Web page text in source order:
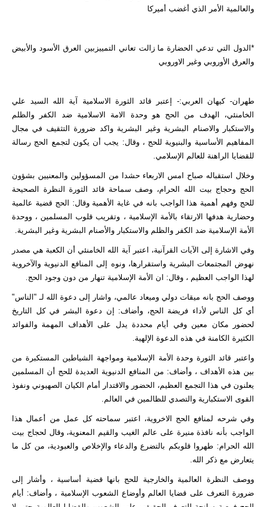
والعالمية الأمر الذي أغضب أميركا
*الدول التي تدعي الحضارة ما زالت تعاني التمييزبين العرق الأسود والأبيض
والعرق الأوروبي وغير الاوروبي
طهران- كيهان العربي:- إعتبر قائد الثورة الاسلامية آية الله السيد علي
الخامنئي، الهدف من الحج هو وحدة الامة الاسلامية ضد الكفر والظلم
والاستكبار والاصنام البشرية وغير البشرية واكد ضرورة التثقيف في مجال
المفاهيم الأساسية والبنيوية للحج ، وقال: يجب أن يكون لتجمع الحج رسالة
للقضايا الراهنة للعالم الإسلامي.
وخلال استقباله صباح امس الاربعاء حشدا من المسؤولين والمعنيين بشؤون
الحج وحجاج بيت الله الحرام، وصف سماحة قائد الثورة النظرة الصحيحة
للحج وفهم أهمية هذا الواجب بانه في غاية الأهمية وقال: الحج قضية عالمية
وحضارية هدفها الارتقاء بالأمة الإسلامية ، وتقريب قلوب المسلمين ، ووحدة
الأمة الإسلامية ضد الكفر والظلم والاستكبار والأصنام البشرية وغير البشرية.
وفي الاشارة إلى الآيات القرآنية، اعتبر آية الله الخامنئي أن الكعبة هي مصدر
نهوض المجتمعات البشرية واستقرارها، ونوه إلى المنافع الدنيوية والآخروية
لهذا الواجب العظيم ، وقال: ان الأمة الإسلامية تنهار من دون وجود الحج.
ووصف الحج بانه ميقات دولي وميعاد عالمي، واشار إلى دعوة الله لـ "الناس"
أي كل الناس لأداء فريضة الحج، وأضاف: إن دعوة البشر في كل التاريخ
لحضور مكان معين وفي أيام محددة يدل على الأهداف المهمة والفوائد
الكثيرة الكامنة في هذه الدعوة الإلهية.
واعتبر قائد الثورة وحدة الأمة الإسلامية ومواجهة الشياطين المستكبرة من
بين هذه الأهداف ، وأضاف: من المنافع الدنيوية العديدة للحج أن المسلمين
يعلنون في هذا التجمع العظيم، الحضور والاقتدار أمام الكيان الصهيوني ونفوذ
القوى الاستكبارية والتصدي للظالمين في العالم.
وفي شرحه لمنافع الحج الاخروية، اعتبر سماحته كل عمل من أعمال هذا
الواجب بأنه نافذة منيرة على عالم الغيب والقيم المعنوية، وقال لحجاج بيت
الله الحرام: طهروا قلوبكم بالتضرع والدعاء والإخلاص والعبودية، من كل ما
يتعارض مع ذكر الله.
ووصف النظرة العالمية والخارجية للحج بانها قضية أساسية ، وأشار إلى
ضرورة التعرف على قضايا العالم وأوضاع الشعوب الإسلامية ، وأضاف: أيام